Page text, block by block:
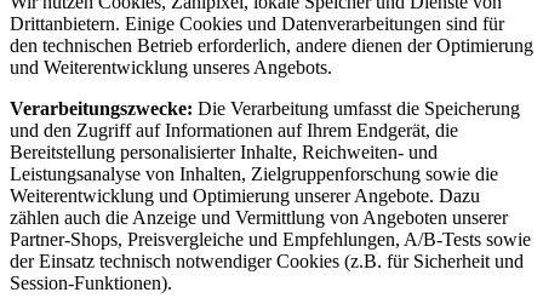
Drittanbietern. Einige Cookies und Datenverarbeitungen sind für
den technischen Betrieb erforderlich, andere dienen der Optimierung
und Weiterentwicklung unseres Angebots.
Verarbeitungszwecke: Die Verarbeitung umfasst die Speicherung
und den Zugriff auf Informationen auf Ihrem Endgerät, die
Bereitstellung personalisierter Inhalte, Reichweiten- und
Leistungsanalyse von Inhalten, Zielgruppenforschung sowie die
Weiterentwicklung und Optimierung unserer Angebote. Dazu
zählen auch die Anzeige und Vermittlung von Angeboten unserer
Partner-Shops, Preisvergleiche und Empfehlungen, A/B-Tests sowie
der Einsatz technisch notwendiger Cookies (z.B. für Sicherheit und
Session-Funktionen).